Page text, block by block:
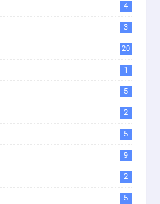
4
3
20
1
5
2
5
9
2
5